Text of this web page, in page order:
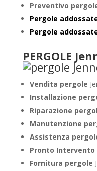
Preventivo
Pergole
Pergole
PERGOLE
Vendita pergole
Installazione
Riparazione
Manutenzione
Assistenza
Pronto Intervento
Fornitura pergole